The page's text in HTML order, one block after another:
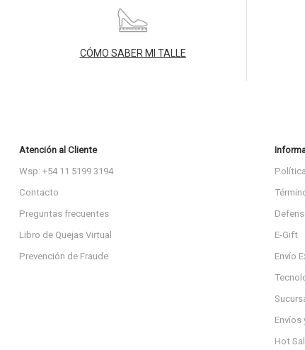
CÓMO SABER MI TALLE
Atención al Cliente
Wsp: +54 11 5199 3194
Contacto
Preguntas frecuentes
Libro de Quejas Virtual
Prevención de Fraude
E-Gift
Envío
Envíos
Hot